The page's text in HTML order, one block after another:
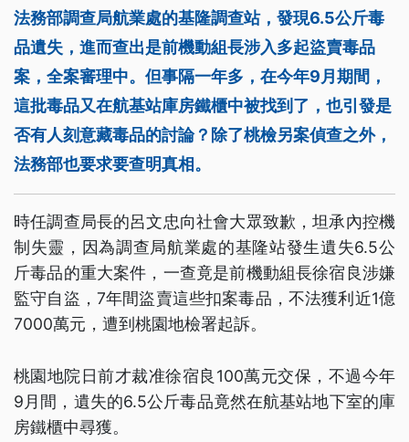
法務部調查局航業處的基隆調查站，發現6.5公斤毒
品遺失，進而查出是前機動組長涉入多起盜賣毒品
案，全案審理中。但事隔一年多，在今年9月期間，
這批毒品又在航基站庫房鐵櫃中被找到了，也引發是
否有人刻意藏毒品的討論？除了桃檢另案偵查之外，
法務部也要求要查明真相。
時任調查局長的呂文忠向社會大眾致歉，坦承內控機
制失靈，因為調查局航業處的基隆站發生遺失6.5公
斤毒品的重大案件，一查竟是前機動組長徐宿良涉嫌
監守自盜，7年間盜賣這些扣案毒品，不法獲利近1億
7000萬元，遭到桃園地檢署起訴。
桃園地院日前才裁准徐宿良100萬元交保，不過今年
9月間，遺失的6.5公斤毒品竟然在航基站地下室的庫
房鐵櫃中尋獲。